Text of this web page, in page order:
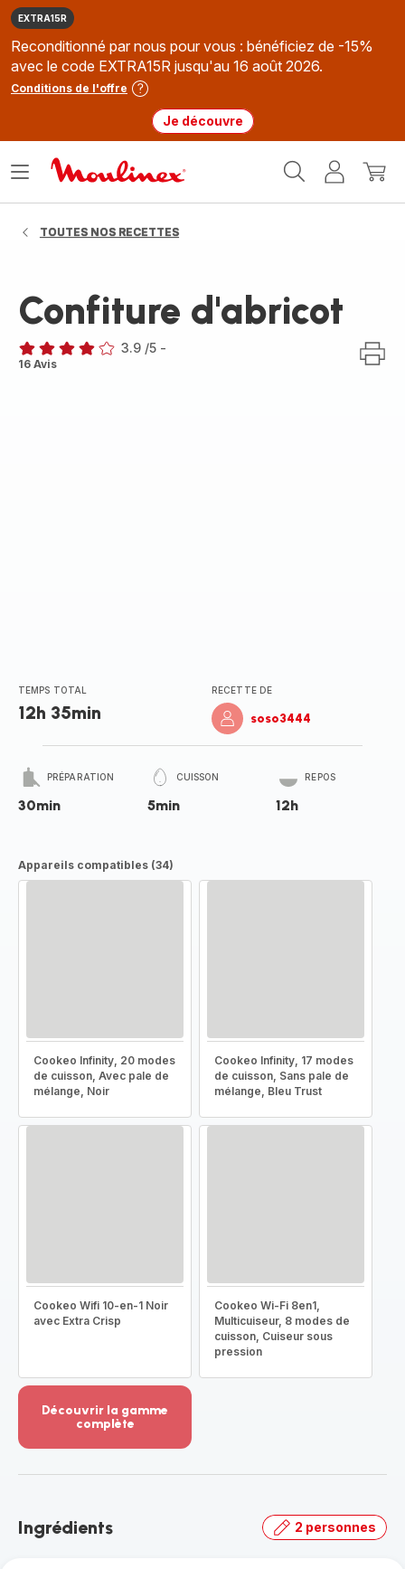
EXTRA15R
Reconditionné par nous pour vous : bénéficiez de -15%
avec le code EXTRA15R jusqu'au 16 août 2026.
Conditions de l'offre
Je découvre
MonMon
Ouvrir
TOUTES NOS RECETTES
Confiture d'abricot
ratings.3.9
3.9 /5 -
16 Avis
TEMPS TOTAL
12h 35min
RECETTE DE
soso3444
PRÉPARATION
30min
CUISSON
5min
REPOS
12h
Appareils compatibles (34)
Cookeo Infinity, 20 modes
de cuisson, Avec pale de
mélange, Noir
Cookeo Infinity, 17 modes
de cuisson, Sans pale de
mélange, Bleu Trust
Cookeo Wifi 10-en-1 Noir
avec Extra Crisp
Cookeo Wi-Fi 8en1,
Multicuiseur, 8 modes de
cuisson, Cuiseur sous
pression
Découvrir la gamme
complète
-
gamme
Ingrédients 2 personnes